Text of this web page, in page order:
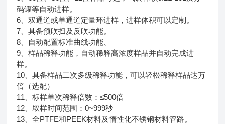
码罐等自动进样。
6、双通道或单通道定量环进样，进样体积可以定制。
7、具备预吹扫及反吹功能。
8、自动配置标准曲线功能、
9、样品稀释功能，自动稀释高浓度样品并自动完成进
样。
10、具备样品二次多级稀释功能，可以轻松稀释样品达万
倍（选配）
11、标样单次稀释倍数：≤500倍
12、取样时间范围：0~999秒
13、全PTFE和PEEK材料及惰性化不锈钢材料管路。